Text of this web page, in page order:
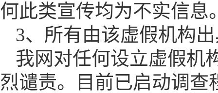
何此类宣传均为不实信息
3、所有由该虚假机构
我网对任何设立虚假机
烈谴责。目前已启动调